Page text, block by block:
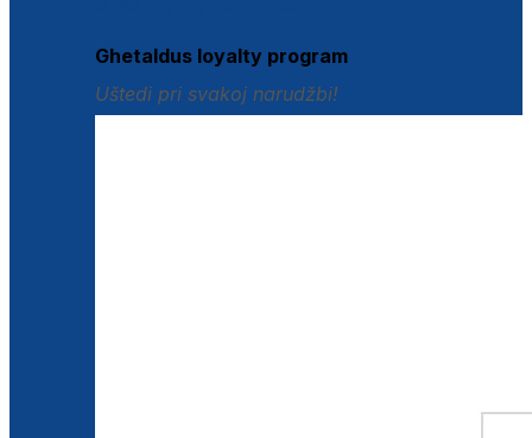
Ghetaldus loyalty program
Uštedi pri svakoj narudžbi!